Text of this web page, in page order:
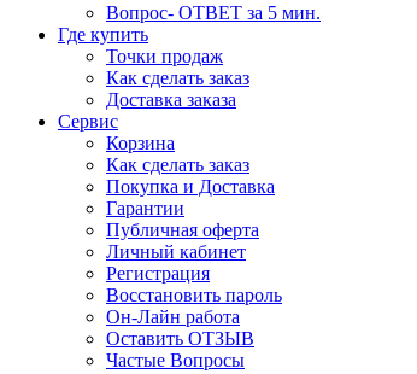
Вопрос- ОТВЕТ за 5 мин.
Где купить
Точки продаж
Как сделать заказ
Доставка заказа
Сервис
Корзина
Как сделать заказ
Покупка и Доставка
Гарантии
Публичная оферта
Личный кабинет
Регистрация
Восстановить пароль
Он-Лайн работа
Оставить ОТЗЫВ
Частые Вопросы